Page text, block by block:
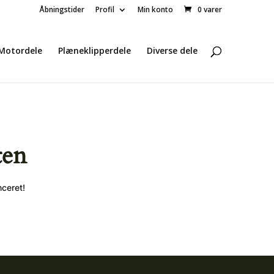
Åbningstider Profil Min konto 0 varer
Plæneklipperdele Diverse dele